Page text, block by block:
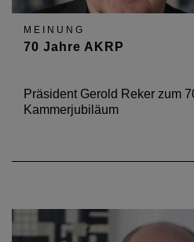
MEINUNG
70 Jahre AKRP
Präsident Gerold Reker zum
Kammerjubiläum